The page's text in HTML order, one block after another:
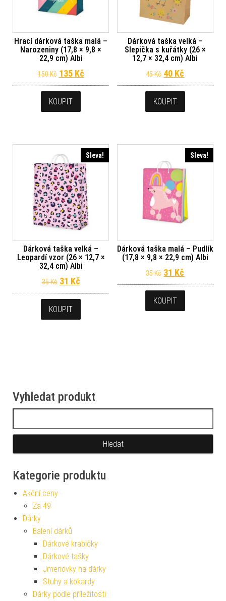
Hrací dárková taška malá –
Narozeniny (17,8 × 9,8 ×
22,9 cm) Albi
150Kč Původní cena byla: 150 Kč.
135 KčAktuální cena je: 135 Kč.
KOUPIT
Dárková taška velká –
Slepička s kuřátky (26 ×
12,7 × 32,4 cm) Albi
45Kč Původní cena
40 Kč
KOUPIT
Sleva!
Dárková taška velká –
Leopardí vzor (26 × 12,7 ×
32,4 cm) Albi
35Kč Původní cena byla: 35 Kč.
31 KčAktuální cena je: 31 Kč.
KOUPIT
Sleva!
Dárková taška malá – Pudlík
(17,8 × 9,8 × 22,9 cm) Albi
35Kč Původní cena
31 Kč
KOUPIT
Vyhledat produkt
Kategorie produktu
Akční ceny
Za 49
Dárky
Balení dárků
Dárkové krabičky
Dárkové tašky
Jmenovky na dárky
Stuhy a kokardy
Dárky podle příležitosti